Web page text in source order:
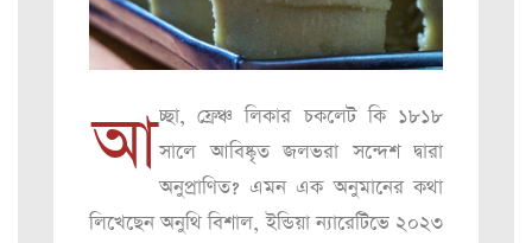
আচ্ছা, ফ্রেঞ্চ লিকার চকলেট কি ১৮১৮
সালে আবিষ্কৃত জলভরা সন্দেশ দ্বারা
অনুপ্রাণিত? এমন এক অনুমানের কথা
লিখেছেন অনুথি বিশাল, ইন্ডিয়া ন্যারেটিভে ২০২৩